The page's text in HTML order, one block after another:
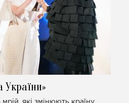
України»